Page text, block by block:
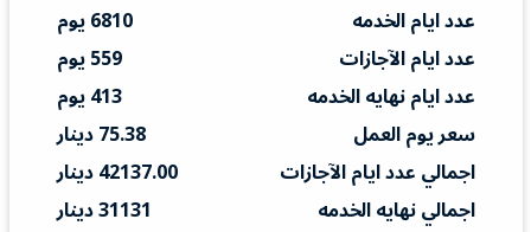
عدد ايام الخدمه
6810 يوم
عدد ايام الآجازات
559 يوم
عدد ايام نهايه الخدمه
413 يوم
سعر يوم العمل
75.38 دينار
اجمالي عدد ايام الآجازات
42137.00 دينار
اجمالي نهايه الخدمه
31131 دينار